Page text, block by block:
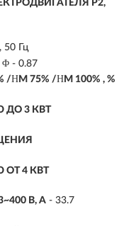
P2,
50 Гц
Φ - 0.87
75% /ΗM 100% , %
3 КВТ
4 КВТ
В, А - 33.7